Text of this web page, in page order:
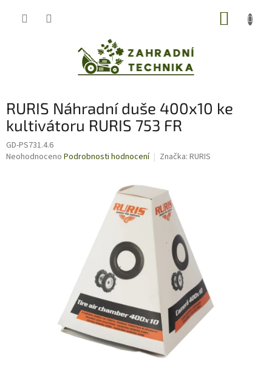
RURIS Náhradní duše 400x10 ke
kultivátoru RURIS 753 FR
GD-PS731.4.6
Průměrné
Neohodnoceno Podrobnosti hodnocení Značka: RURIS